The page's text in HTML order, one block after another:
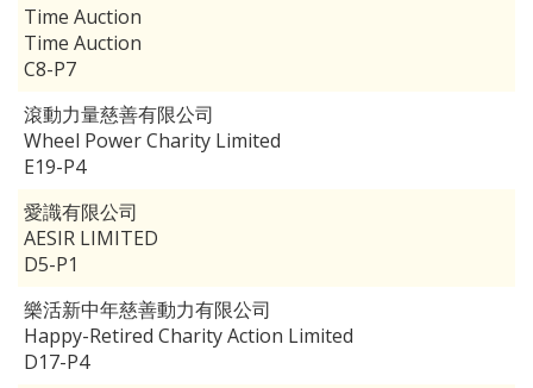
Time Auction
Time Auction
C8-P7
滾動力量慈善有限公司
Wheel Power Charity Limited
E19-P4
愛識有限公司
AESIR LIMITED
D5-P1
樂活新中年慈善動力有限公司
Happy-Retired Charity Action Limited
D17-P4